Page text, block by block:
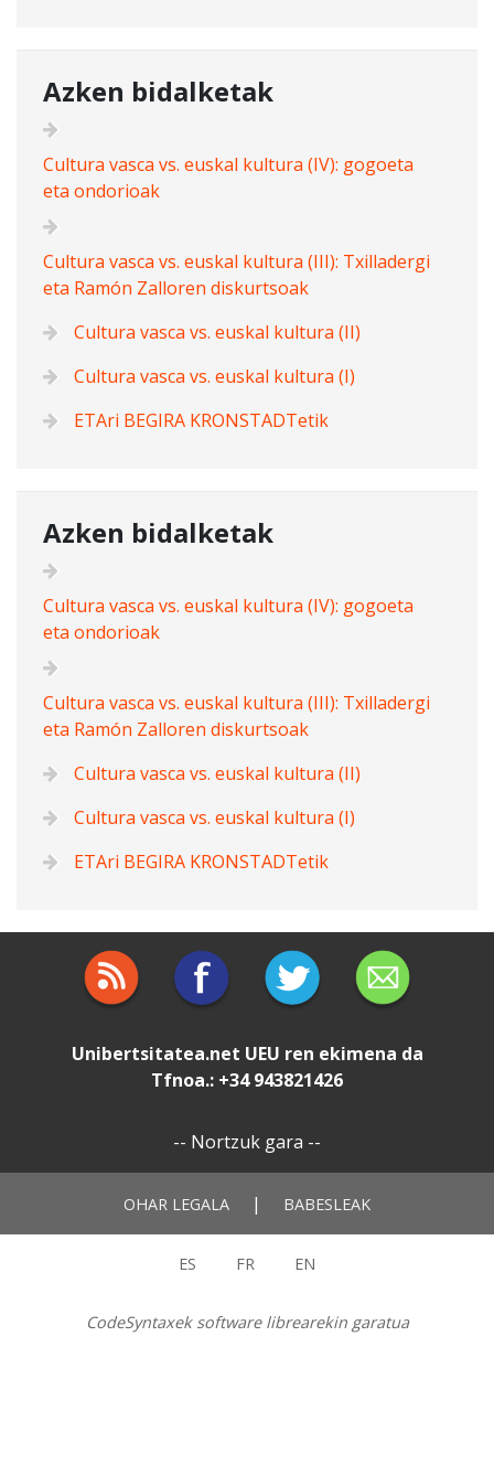
Azken bidalketak
Cultura vasca vs. euskal kultura (IV): gogoeta
eta ondorioak
Cultura vasca vs. euskal kultura (III): Txilladergi
eta Ramón Zalloren diskurtsoak
Cultura vasca vs. euskal kultura (II)
Cultura vasca vs. euskal kultura (I)
ETAri BEGIRA KRONSTADTetik
Azken bidalketak
Cultura vasca vs. euskal kultura (IV): gogoeta
eta ondorioak
Cultura vasca vs. euskal kultura (III): Txilladergi
eta Ramón Zalloren diskurtsoak
Cultura vasca vs. euskal kultura (II)
Cultura vasca vs. euskal kultura (I)
ETAri BEGIRA KRONSTADTetik
Unibertsitatea.net UEU ren ekimena da
Tfnoa.: +34 943821426
-- Nortzuk gara --
OHAR LEGALA | BABESLEAK
ES FR EN
CodeSyntaxek software librearekin garatua